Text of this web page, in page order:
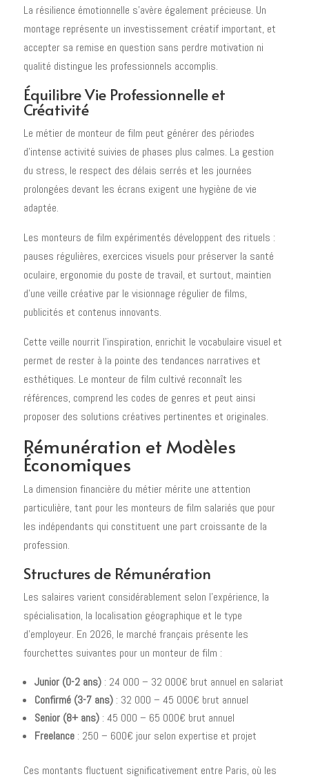
La résilience émotionnelle s'avère également précieuse. Un
montage représente un investissement créatif important, et
accepter sa remise en question sans perdre motivation ni
qualité distingue les professionnels accomplis.
Équilibre Vie Professionnelle et
Créativité
Le métier de monteur de film peut générer des périodes
d'intense activité suivies de phases plus calmes. La gestion
du stress, le respect des délais serrés et les journées
prolongées devant les écrans exigent une hygiène de vie
adaptée.
Les monteurs de film expérimentés développent des rituels :
pauses régulières, exercices visuels pour préserver la santé
oculaire, ergonomie du poste de travail, et surtout, maintien
d'une veille créative par le visionnage régulier de films,
publicités et contenus innovants.
Cette veille nourrit l'inspiration, enrichit le vocabulaire visuel et
permet de rester à la pointe des tendances narratives et
esthétiques. Le monteur de film cultivé reconnaît les
références, comprend les codes de genres et peut ainsi
proposer des solutions créatives pertinentes et originales.
Rémunération et Modèles
Économiques
La dimension financière du métier mérite une attention
particulière, tant pour les monteurs de film salariés que pour
les indépendants qui constituent une part croissante de la
profession.
Structures de Rémunération
Les salaires varient considérablement selon l'expérience, la
spécialisation, la localisation géographique et le type
d'employeur. En 2026, le marché français présente les
fourchettes suivantes pour un monteur de film :
Junior (0-2 ans): 24 000 – 32 000€ brut annuel en salariat
Confirmé (3-7 ans): 32 000 – 45 000€ brut annuel
Senior (8+ ans): 45 000 – 65 000€ brut annuel
Freelance: 250 – 600€ jour selon expertise et projet
Ces montants fluctuent significativement entre Paris, où les